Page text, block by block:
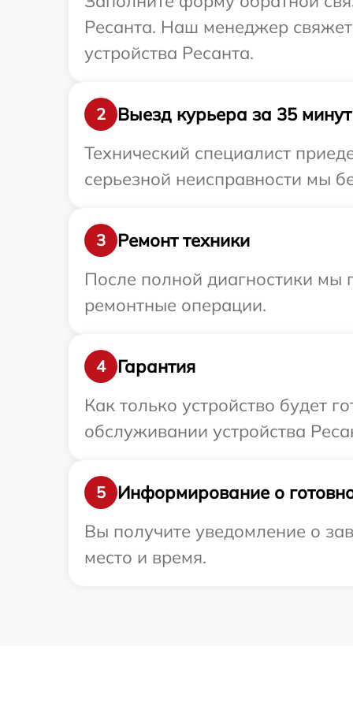
Ресанта. Наш менеджер
устройства Ресанта.
2
Выезд курьера за 35 минут
Технический специалист
серьезной неисправности мы
3
Ремонт техники
После полной диагностики мы
ремонтные операции.
4
Гарантия
Как только устройство будет
обслуживании устройства
5
Информирование о
Вы получите уведомление о
место и время.